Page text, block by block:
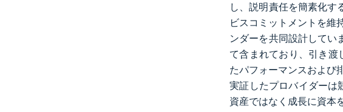
し、説明責任を簡素化す
ビスコミットメントを維
ンダーを共同設計してい
て含まれており、引き渡
たパフォーマンスおよび
実証したプロバイダーは
資産ではなく成長に資本